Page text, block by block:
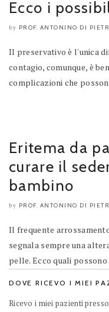
Ecco i
by PROF. ANTONINO DI
Il preservativo è l'unica
contagio, comunque, è
complicazioni che
Eritema da
curare il
bambino
by PROF. ANTONINO DI
Il frequente
segnala sempre una
pelle. Ecco quali possono
DOVE RICEVO I MIEI
Ricevo i miei pazienti